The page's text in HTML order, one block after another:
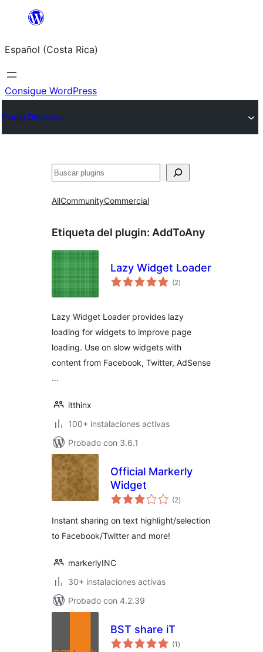
Saltar
contenido
Español (Costa Rica)
Consigue WordPress
Plugin Directory
Buscar
AllCommunityCommercial
Etiqueta del plugin: AddToAny
Lazy Widget Loader
(2total
de
)
Lazy Widget Loader provides lazy
loading for widgets to improve page
loading. Use on slow widgets with
content from Facebook, Twitter, AdSense
…
itthinx
100+ instalaciones activas
Probado con 3.6.1
Official Markerly
Widget
(2total
de
)
Instant sharing on text highlight/selection
to Facebook/Twitter and more!
markerlyINC
30+ instalaciones activas
Probado con 4.2.39
BST share iT
(1 total
de
)